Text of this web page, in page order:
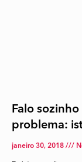
Falo
problema:
janeiro 30, 2018